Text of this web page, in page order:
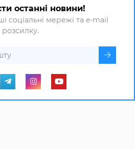
останні новини!
соціальні мережі та e-mail
розсилку.